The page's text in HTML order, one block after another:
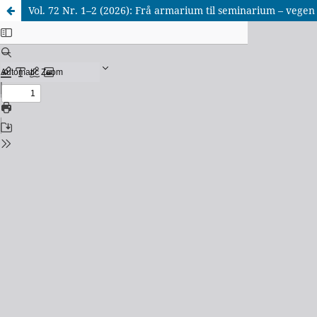
Vol. 72 Nr. 1–2 (2026): Frå armarium til seminarium –